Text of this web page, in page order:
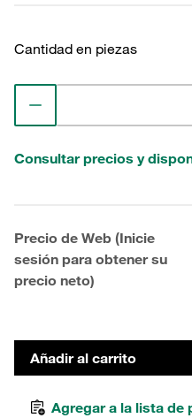
Cantidad en piezas
Consultar precios y
Precio de Web (Inicie
sesión para obtener su
precio neto)
Añadir al carrito
Agregar a la lista de